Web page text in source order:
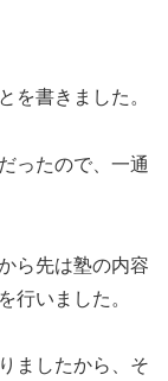
を書きました。
ったので、一通
ら先は塾の内容
行いました。
ましたから、そ